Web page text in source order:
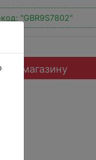
"GBR9S7802"
до магазину